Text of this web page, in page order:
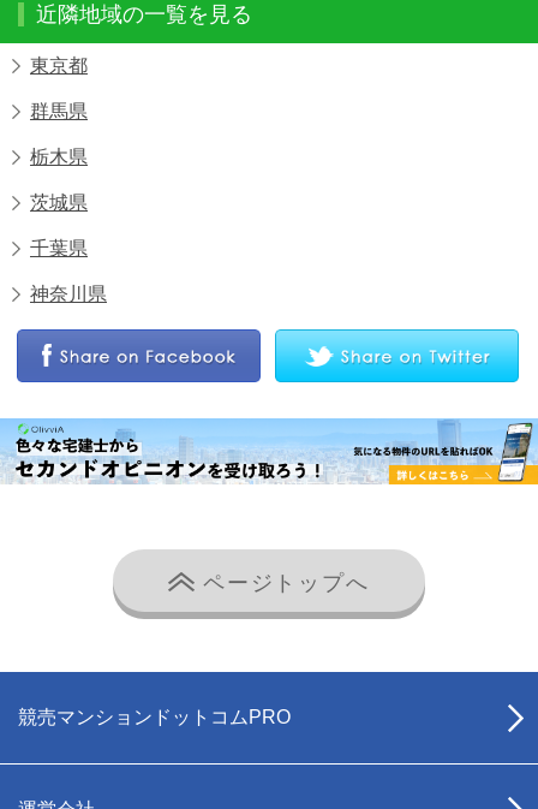
近隣地域の一覧を見る
東京都
群馬県
栃木県
茨城県
千葉県
神奈川県
ページトップへ
競売マンションドットコムPRO